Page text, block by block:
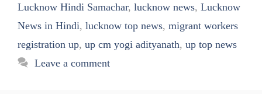
Lucknow Hindi Samachar, lucknow news, Lucknow
News in Hindi, lucknow top news, migrant workers
registration up, up cm yogi adityanath, up top news
Leave a comment